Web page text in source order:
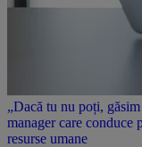
„Dacă tu nu poți,
manager care conduce
resurse umane